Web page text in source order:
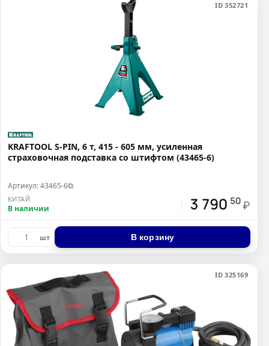
ID 352721
KRAFTOOL S-PIN, 6 т, 415 - 605 мм, усиленная
страховочная подставка со штифтом (43465-6)
Артикул: 43465-6⧉
КИТАЙ
В наличии 3 790 50 ₽
шт В корзину
ID 325169